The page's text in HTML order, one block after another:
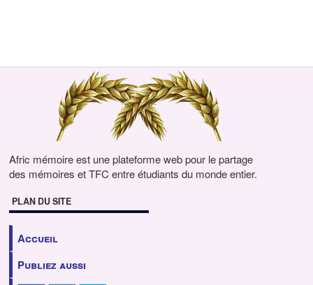
Afric mémoire est une plateforme web pour le partage
des mémoires et TFC entre étudiants du monde entier.
PLAN DU SITE
Accueil
Publiez aussi